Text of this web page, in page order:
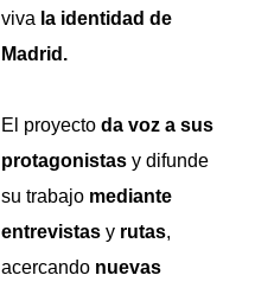
viva la identidad de
Madrid.
El proyecto da voz a sus
protagonistas y difunde
su trabajo mediante
entrevistas y rutas,
acercando nuevas